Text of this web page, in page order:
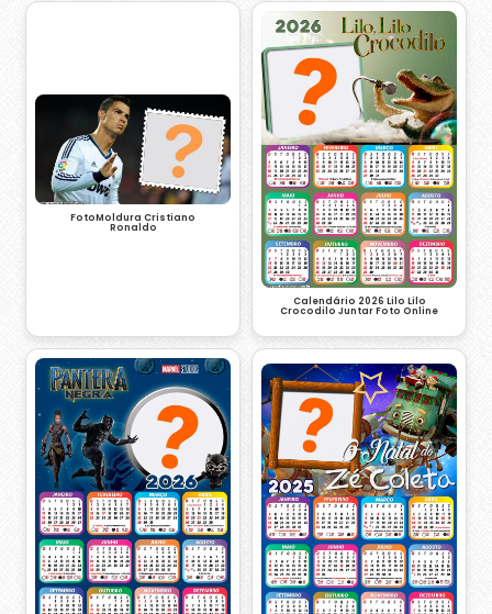
FotoMoldura Cristiano
Ronaldo
Calendário 2026 Lilo Lilo
Crocodilo Juntar Foto Online